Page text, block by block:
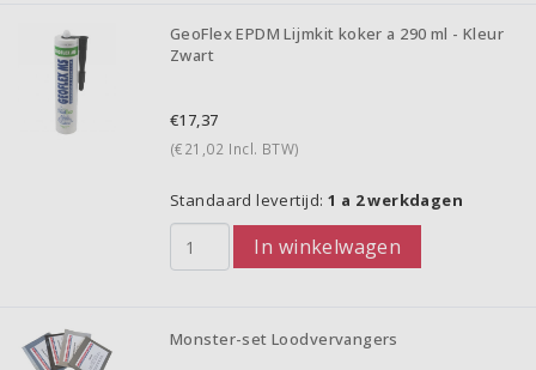
GeoFlex EPDM Lijmkit koker a 290 ml - Kleur
Zwart
€17,37
(€21,02 Incl. BTW)
Standaard levertijd: 1 a 2 werkdagen
In winkelwagen
Monster-set Loodvervangers